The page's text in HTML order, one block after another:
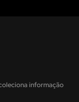
informação